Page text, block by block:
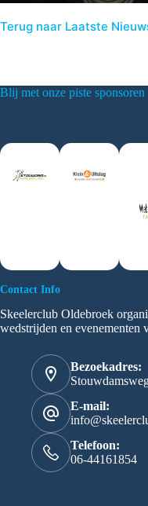
Terug naar Laatste
Blij met onze piste sponsoren
Slide 2 of 3
Contact Info
Skeelerclub Oldebroek
wedstrijden en evenementen
Bezoekadres:
E-mail:
Telefoon:
06-44161854